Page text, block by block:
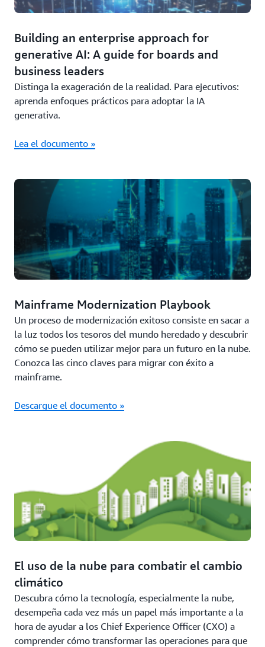
Building an enterprise approach for
generative AI: A guide for boards and
business leaders
Distinga la exageración de la realidad. Para ejecutivos:
aprenda enfoques prácticos para adoptar la IA
generativa.
Lea el documento »
Mainframe Modernization Playbook
Un proceso de modernización exitoso consiste en sacar a
la luz todos los tesoros del mundo heredado y descubrir
cómo se pueden utilizar mejor para un futuro en la nube.
Conozca las cinco claves para migrar con éxito a
mainframe.
Descargue el documento »
El uso de la nube para combatir el cambio
climático
Descubra cómo la tecnología, especialmente la nube,
desempeña cada vez más un papel más importante a la
hora de ayudar a los Chief Experience Officer (CXO) a
comprender cómo transformar las operaciones para que